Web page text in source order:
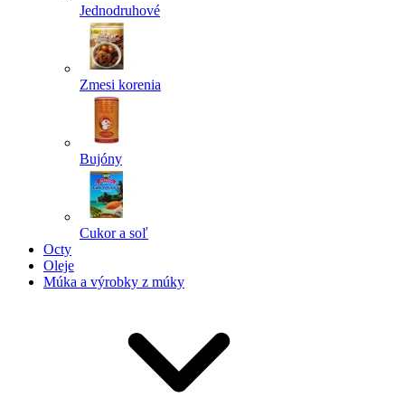
Jednodruhové
Zmesi korenia
Bujóny
Cukor a soľ
Octy
Oleje
Múka a výrobky z múky